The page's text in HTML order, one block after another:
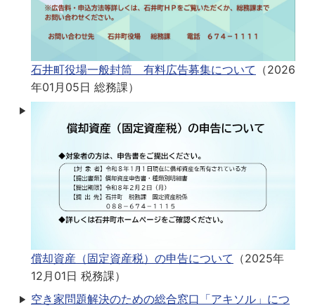
石井町役場一般封筒 有料広告募集について （2026
年01月05日 総務課）
償却資産（固定資産税）の申告について （2025年
12月01日 税務課）
空き家問題解決のための総合窓口「アキソル」につ